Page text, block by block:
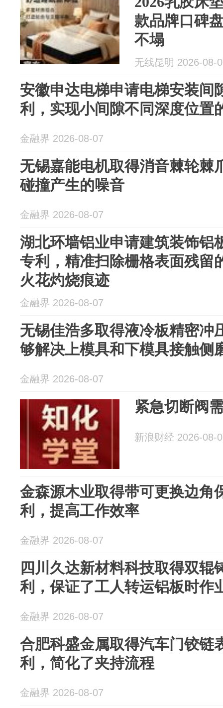
款品牌口碑
不塌
无线昆明 2026-08-
安徽申达电梯申请电梯安装间
利，实现小间隙不同深度位置
金融界 2026-08-07
无锡嘉能电机取得消音棘轮棘
碰撞产生的噪音
金融界 2026-08-07
湖北环墙铝业申请建筑装饰铝
专利，精准扫除栅格表面残留
火花灼烧痕迹
金融界 2026-08-07
无锡佳浩多取得液冷板精密冲
够解决上模具和下模具接触侧
金融界 2026-08-07
紧急切断阀
新浪财经 2026-08-
金森源木业取得带可更换边角
利，提高工作效率
金融界 2026-08-07
四川久达新材料科技取得双辊
利，保证了工人转运铝板时作
金融界 2026-08-07
合肥科盛金属取得汽车门铰链
利，简化了夹持流程
金融界 2026-08-07